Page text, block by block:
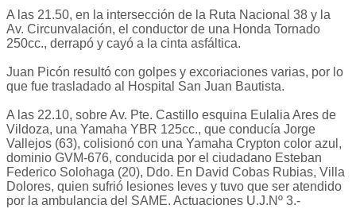
A las 21.50, en la intersección de la Ruta Nacional 38 y la
Av. Circunvalación, el conductor de una Honda Tornado
250cc., derrapó y cayó a la cinta asfáltica.
Juan Picón resultó con golpes y excoriaciones varias, por lo
que fue trasladado al Hospital San Juan Bautista.
A las 22.10, sobre Av. Pte. Castillo esquina Eulalia Ares de
Vildoza, una Yamaha YBR 125cc., que conducía Jorge
Vallejos (63), colisionó con una Yamaha Crypton color azul,
dominio GVM-676, conducida por el ciudadano Esteban
Federico Solohaga (20), Ddo. En David Cobas Rubias, Villa
Dolores, quien sufrió lesiones leves y tuvo que ser atendido
por la ambulancia del SAME. Actuaciones U.J.Nº 3.-